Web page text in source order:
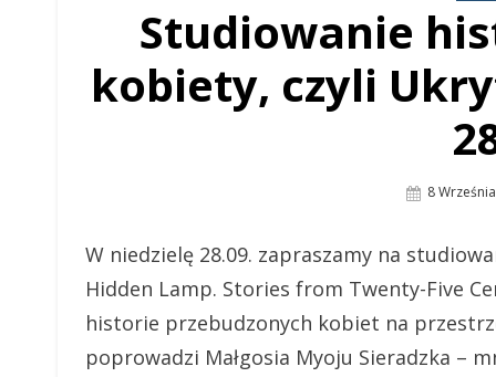
Studiowanie
kobiety, czyli
Posted
8
W niedzielę 28.09. zapraszamy na
Hidden Lamp. Stories from Twenty-Five
historie przebudzonych kobiet na
poprowadzi Małgosia Myoju Sieradzka –